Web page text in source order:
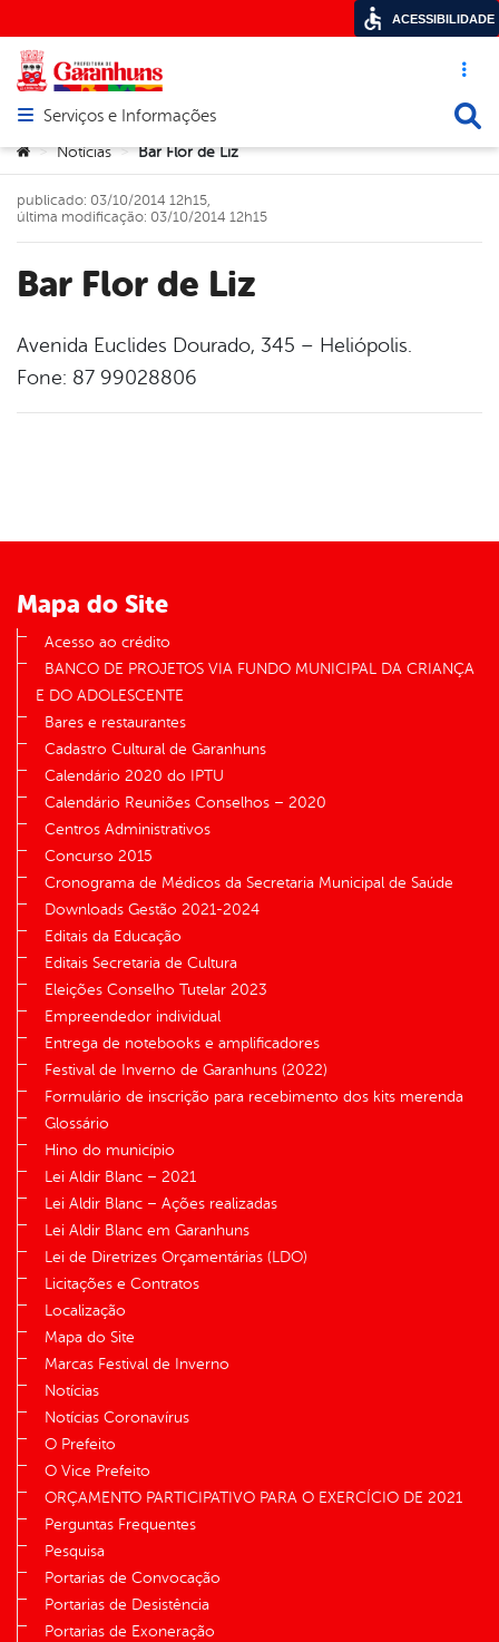
Acesso
Abrir menu principal de navegação
Serviços e Informações
Você está aqui:
> Notícias > Bar Flor de Liz
Bar Flor de Liz
publicado: 03/10/2014 12h15,
última modificação: 03/10/2014 12h15
Avenida Euclides Dourado, 345 – Heliópolis.
Fone: 87 99028806
Mapa do Site
Acesso ao crédito
BANCO DE PROJETOS VIA FUNDO MUNICIPAL DA CRIANÇA
E DO ADOLESCENTE
Bares e restaurantes
Cadastro Cultural de Garanhuns
Calendário 2020 do IPTU
Calendário Reuniões Conselhos – 2020
Centros Administrativos
Concurso 2015
Cronograma de Médicos da Secretaria Municipal de Saúde
Downloads Gestão 2021-2024
Editais da Educação
Editais Secretaria de Cultura
Eleições Conselho Tutelar 2023
Empreendedor individual
Entrega de notebooks e amplificadores
Festival de Inverno de Garanhuns (2022)
Formulário de inscrição para recebimento dos kits merenda
Glossário
Hino do município
Lei Aldir Blanc – 2021
Lei Aldir Blanc – Ações realizadas
Lei Aldir Blanc em Garanhuns
Lei de Diretrizes Orçamentárias (LDO)
Licitações e Contratos
Localização
Mapa do Site
Marcas Festival de Inverno
Notícias
Notícias Coronavírus
O Prefeito
O Vice Prefeito
ORÇAMENTO PARTICIPATIVO PARA O EXERCÍCIO DE 2021
Perguntas Frequentes
Pesquisa
Portarias de Convocação
Portarias de Desistência
Portarias de Exoneração
ACESSIBILIDADE